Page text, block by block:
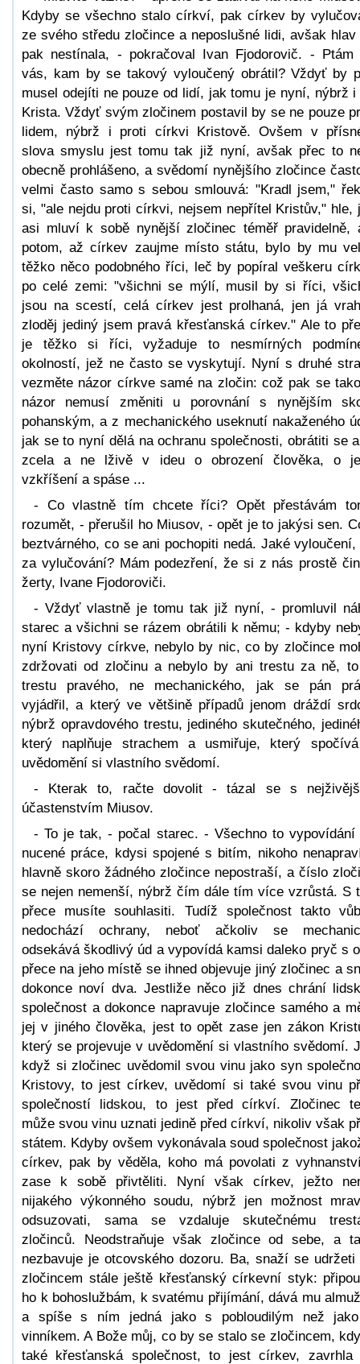
Kdyby se všechno stalo církví, pak církev by
ze svého středu zločince a neposlušné lidi, avšak hlav
pak nestínala, - pokračoval Ivan Fjodorovič. - Ptám
vás, kam by se takový vyloučený obrátil? Vždyť by
musel odejíti ne pouze od lidí, jak tomu je nyní, nýbrž i
Krista. Vždyť svým zločinem postavil by se ne pouze
lidem, nýbrž i proti církvi Kristově. Ovšem v
slova smyslu jest tomu tak již nyní, avšak přec to
obecně prohlášeno, a svědomí nynějšího zločince
velmi často samo s sebou smlouvá: "Kradl jsem,"
si, "ale nejdu proti církvi, nejsem nepřítel Kristův," hle,
asi mluví k sobě nynější zločinec téměř pravidelně,
potom, až církev zaujme místo státu, bylo by mu
těžko něco podobného říci, leč by popíral veškeru
po celé zemi: "všichni se mýlí, musil by si říci,
jsou na scestí, celá církev jest prolhaná, jen já
zloděj jediný jsem pravá křesťanská církev." Ale to
je těžko si říci, vyžaduje to nesmírných
okolností, jež ne často se vyskytují. Nyní s druhé
vezměte názor církve samé na zločin: což pak se
názor nemusí změniti u porovnání s nynějším
pohanským, a z mechanického useknutí nakaženého
jak se to nyní dělá na ochranu společnosti, obrátiti se
zcela a ne lživě v ideu o obrození člověka, o
vzkříšení a spáse ...
- Co vlastně tím chcete říci? Opět přestávám
rozumět, - přerušil ho Miusov, - opět je to jakýsi sen.
beztvárného, co se ani pochopiti nedá. Jaké vyloučení,
za vylučování? Mám podezření, že si z nás prostě
žerty, Ivane Fjodoroviči.
- Vždyť vlastně je tomu tak již nyní, - promluvil
starec a všichni se rázem obrátili k němu; - kdyby
nyní Kristovy církve, nebylo by nic, co by zločince
zdržovati od zločinu a nebylo by ani trestu za ně,
trestu pravého, ne mechanického, jak se pán
vyjádřil, a který ve většině případů jenom dráždí
nýbrž opravdového trestu, jediného skutečného,
který naplňuje strachem a usmiřuje, který
uvědomění si vlastního svědomí.
- Kterak to, račte dovolit - tázal se s
účastenstvím Miusov.
- To je tak, - počal starec. - Všechno to vypovídání
nucené práce, kdysi spojené s bitím, nikoho
hlavně skoro žádného zločince nepostraší, a číslo
se nejen nemenší, nýbrž čím dále tím více vzrůstá. S
přece musíte souhlasiti. Tudíž společnost takto
nedochází ochrany, neboť ačkoliv se
odsekává škodlivý úd a vypovídá kamsi daleko pryč s
přece na jeho místě se ihned objevuje jiný zločinec a
dokonce noví dva. Jestliže něco již dnes chrání
společnost a dokonce napravuje zločince samého a
jej v jiného člověka, jest to opět zase jen zákon
který se projevuje v uvědomění si vlastního svědomí.
když si zločinec uvědomil svou vinu jako syn
Kristovy, to jest církev, uvědomí si také svou vinu
společností lidskou, to jest před církví. Zločinec
může svou vinu uznati jedině před církví, nikoliv však
státem. Kdyby ovšem vykonávala soud společnost
církev, pak by věděla, koho má povolati z
zase k sobě přivtěliti. Nyní však církev, ježto
nijakého výkonného soudu, nýbrž jen možnost
odsuzovati, sama se vzdaluje skutečnému
zločinců. Neodstraňuje však zločince od sebe, a
nezbavuje je otcovského dozoru. Ba, snaží se udržeti
zločincem stále ještě křesťanský církevní styk:
ho k bohoslužbám, k svatému přijímání, dává mu
a spíše s ním jedná jako s pobloudilým než
vinníkem. A Bože můj, co by se stalo se zločincem,
také křesťanská společnost, to jest církev, zavrhla